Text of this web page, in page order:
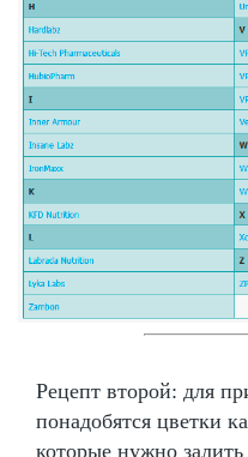
Рецепт второй: для
понадобятся цветки
которые нужно